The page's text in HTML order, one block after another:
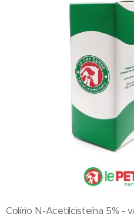
Colírio N-Acetilcisteína 5% -